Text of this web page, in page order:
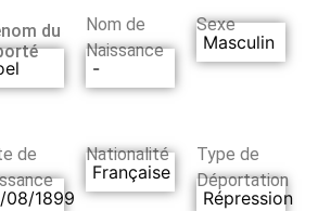
du
Nom de
Naissance
-
Sexe
Masculin
de
08/1899
Nationalité
Française
Type de
Déportation
Répression